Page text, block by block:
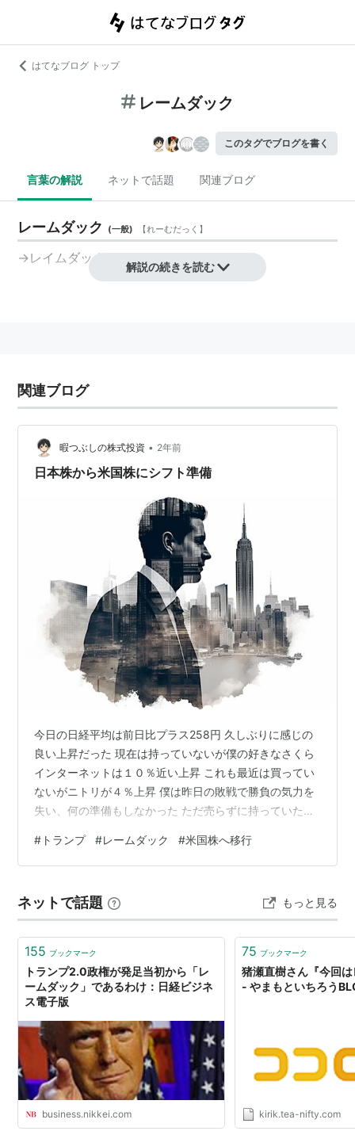
はてなブログ トップ
レームダック
このタグでブログを書く
言葉の解説 ネットで話題 関連ブログ
レームダック (一般) 【れーむだっく 】
→レイムダック
解説の続きを読む
関連ブログ
暇つぶしの株式投資 • 2年前
日本株から米国株にシフト準備
今日の日経平均は前日比プラス258円 久しぶりに感じの
良い上昇だった 現在は持っていないが僕の好きなさくら
インターネットは１０％近い上昇 これも最近は買ってい
ないがニトリが４％上昇 僕は昨日の敗戦で勝負の気力を
失い、何の準備もしなかった ただ売らずに持っていた株
ＴＦ、ナスダック１００レバレッジＥＴＦなどと共に米
国市場のエヌビディアレバレッジＥＴＦ（ＮＶＤＬ）、
せなかったがまずまずの○印 ところで昨今の情勢を見る
とトランプの任期は４年だが、はじめの１〜２年で思い
切った経済政策を取り株価上昇す…
# トランプ #レームダック #米国株へ移行
ネットで話題 もっと見る
155 ブックマーク
トランプ2.0政権が発足当初から「レ
ームダック」であるわけ：日経ビジネ
ス電子版
business.nikkei.com
75 ブックマーク
猪瀬直樹さん『今回
- やまもといちろう
kirik.tea-nifty.com